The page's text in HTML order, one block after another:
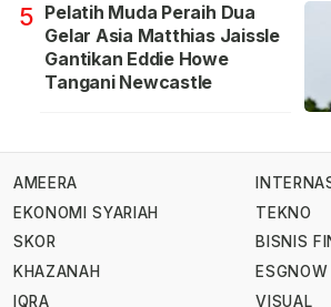
5 Pelatih Muda Peraih Dua
Gelar Asia Matthias Jaissle
Gantikan Eddie Howe
Tangani Newcastle
AMEERA
EKONOMI SYARIAH
SKOR
KHAZANAH
IQRA
TEKNO
BISNIS
ESGNOW
VISUAL